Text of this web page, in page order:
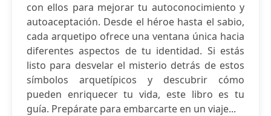
con ellos para mejorar tu autoconocimiento y
autoaceptación. Desde el héroe hasta el sabio,
cada arquetipo ofrece una ventana única hacia
diferentes aspectos de tu identidad. Si estás
listo para desvelar el misterio detrás de estos
símbolos arquetípicos y descubrir cómo
pueden enriquecer tu vida, este libro es tu
guía. Prepárate para embarcarte en un viaje...